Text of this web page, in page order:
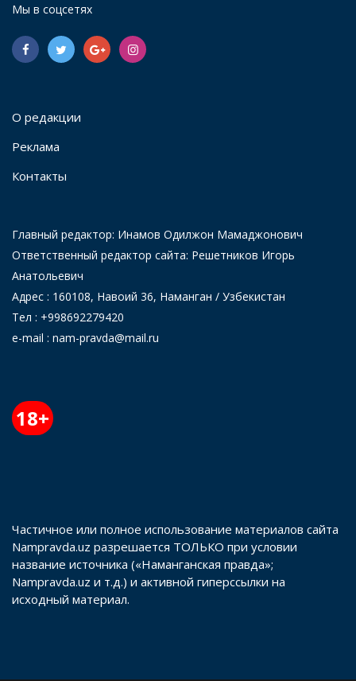
Мы в соцсетях
О редакции
Реклама
Контакты
Главный редактор: Инамов Одилжон Мамаджонович
Ответственный редактор сайта: Решетников Игорь
Анатольевич
Адрес : 160108, Навоий 36, Наманган / Узбекистан
Тел : +998692279420
e-mail : nam-pravda@mail.ru
18+
Частичное или полное использование материалов сайта
Nampravda.uz разрешается ТОЛЬКО при условии
название источника («Наманганская правда»;
Nampravda.uz и т.д.) и активной гиперссылки на
исходный материал.